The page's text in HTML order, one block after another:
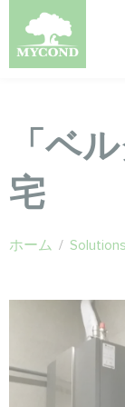
「ベ
宅
ホーム / Solutions